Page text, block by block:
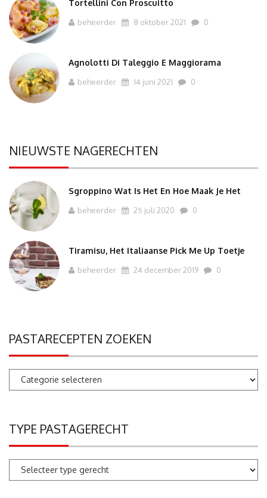
Tortellini Con Proscuitto
beheerder 8 oktober 2021 0
Agnolotti Di Taleggio E Maggiorama
beheerder 14 juni 2021 0
NIEUWSTE NAGERECHTEN
Sgroppino Wat Is Het En Hoe Maak Je Het
beheerder 25 juli 2020 0
Tiramisu, Het Italiaanse Pick Me Up Toetje
beheerder 24 december 2019 0
PASTARECEPTEN ZOEKEN
Pastarecepten
zoeken
TYPE PASTAGERECHT